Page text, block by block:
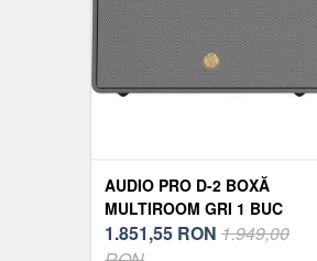
AUDIO PRO D-2 BOXĂ
MULTIROOM GRI 1 BUC
1.851,55 RON 1.949,00